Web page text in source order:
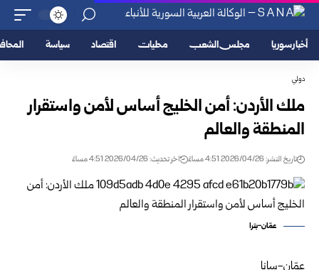
أخبار سوريا مجلس الشعب محليات اقتصاد سياسة
دولي
ملك الأردن: أمن الخليج أساس لأمن واستقرار
المنطقة والعالم
تاريخ النشر: 2026/04/26 4:51 مساءً اخر تحديث: 2026/04/26 4:51 مساءً
عمّان-بترا